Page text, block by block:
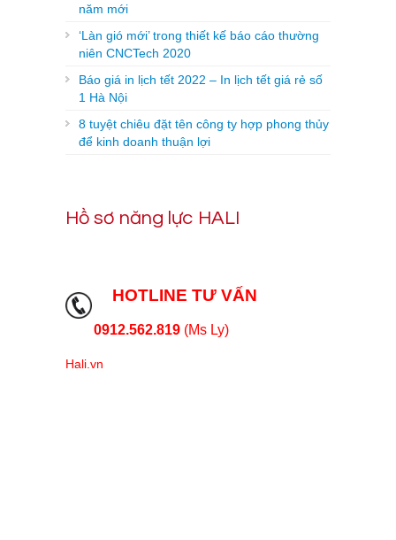
năm mới
‘Làn gió mới’ trong thiết kế báo cáo thường
niên CNCTech 2020
Báo giá in lịch tết 2022 – In lịch tết giá rẻ số
1 Hà Nội
8 tuyệt chiêu đặt tên công ty hợp phong thủy
để kinh doanh thuận lợi
Hồ sơ năng lực HALI
HOTLINE TƯ VẤN
0912.562.819 (Ms Ly)
Hali.vn